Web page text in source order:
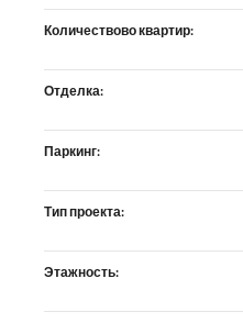
Количествово квартир:
Отделка:
Паркинг:
Тип проекта:
Этажность: